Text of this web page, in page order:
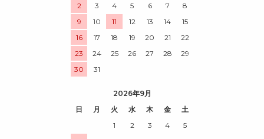
2
3 4 5 6 7
8
9
10 11 12 13 14
15
16
17 18 19 20 21
22
23
24 25 26 27 28
29
30
31
2026年9月
日
月 火 水 木 金
土
1
2 3 4
5